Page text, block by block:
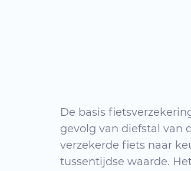
De basis
gevolg van diefstal van
verzekerde fiets naar
tussentijdse waarde.